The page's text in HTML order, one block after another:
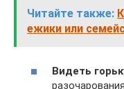
Читайте также:
ежики или
Видеть